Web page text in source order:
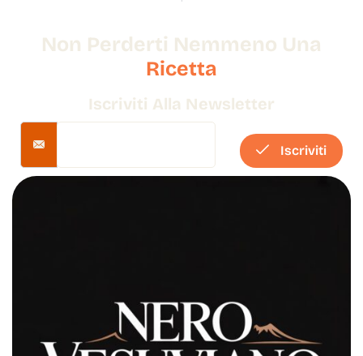
Non Perderti Nemmeno Una
Ricetta
Iscriviti Alla Newsletter
Iscriviti